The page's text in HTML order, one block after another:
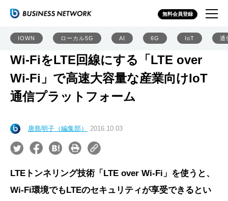
無料会員登録
IOWN ローカル5G AI 6G IoT 通
Wi-FiをLTE回線にする「LTE over
Wi-Fi」で高速大容量な産業向けIoT
通信プラットフォーム
唐島明子（編集部） 2016.10.03
LTEトンネリング技術「LTE over Wi-Fi」を使うと、
Wi-Fi環境でもLTEのセキュリティが享受できるとい